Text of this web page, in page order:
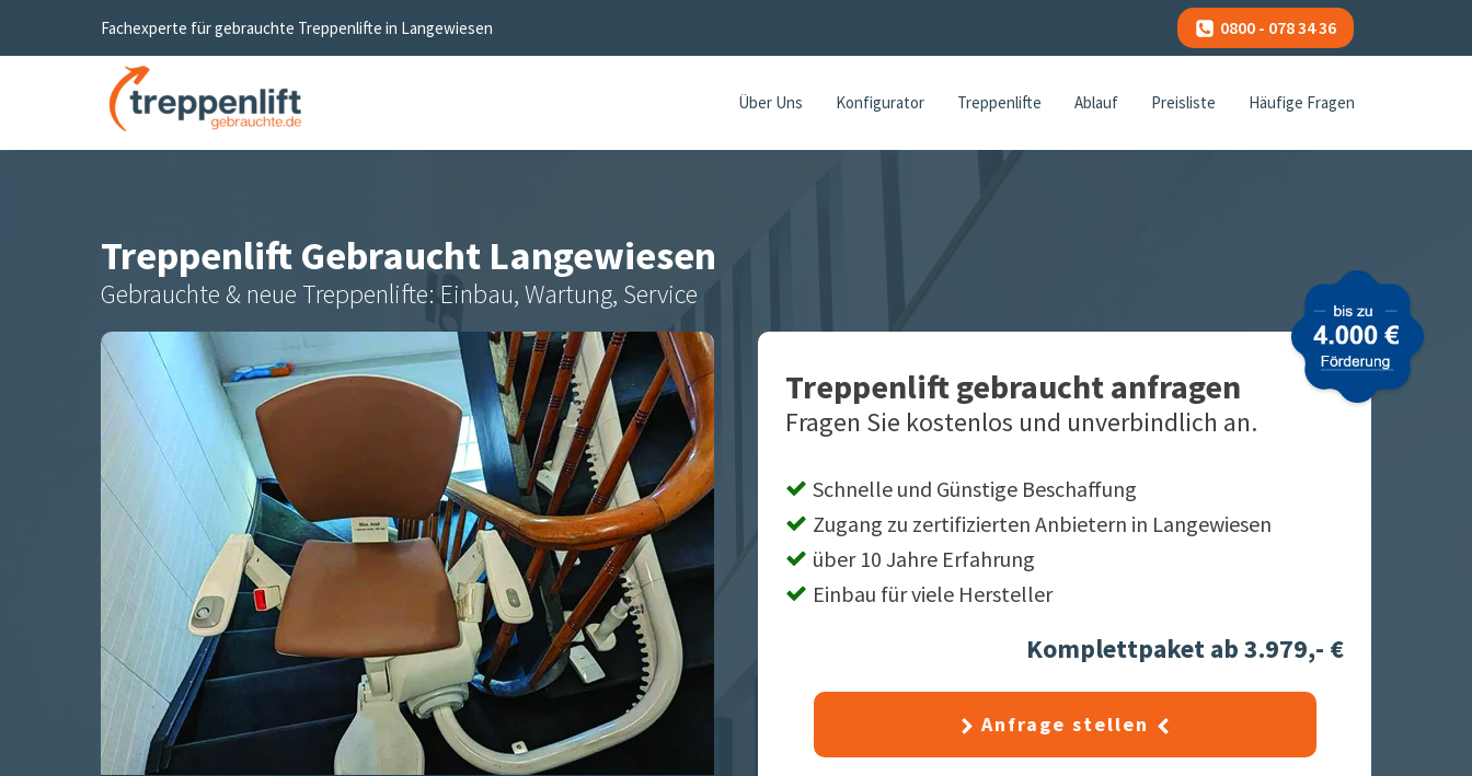
Fachexperte für gebrauchte Treppenlifte in Langewiesen 0800 - 078 34 36
Über Uns Konfigurator Treppenlifte Ablauf Preisliste Häufige Fragen
Treppenlift Gebraucht Langewiesen
Gebrauchte & neue Treppenlifte: Einbau, Wartung, Service
Treppenlift gebraucht anfragen
Fragen Sie kostenlos und unverbindlich an.
Schnelle und Günstige Beschaffung
Zugang zu zertifizierten Anbietern in Langewiesen
über 10 Jahre Erfahrung
Einbau für viele Hersteller
Komplettpaket ab 3.979,- €
Anfrage stellen